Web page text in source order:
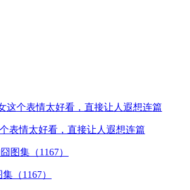
表情太好看，直接让人遐想连篇
（1167）